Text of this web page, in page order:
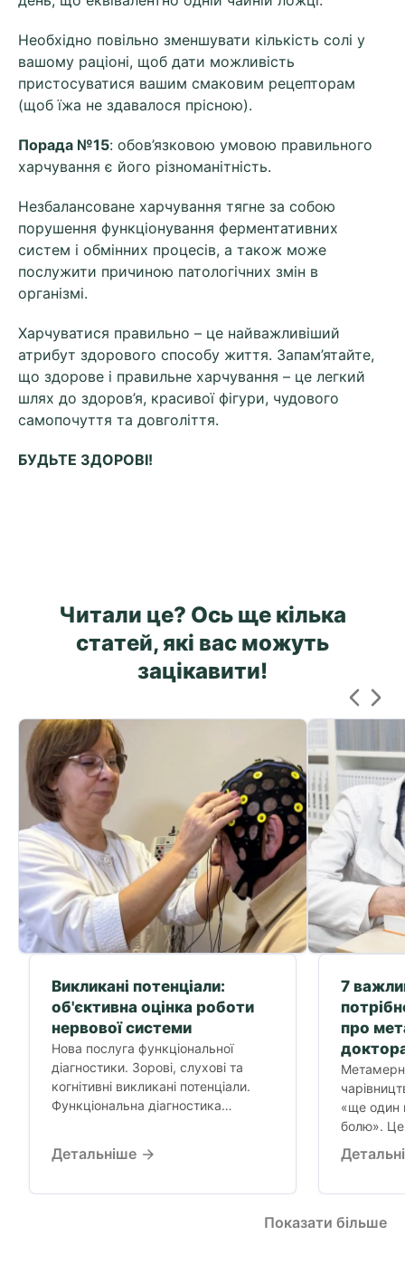
Необхідно повільно зменшувати кількість солі у
вашому раціоні, щоб дати можливість
пристосуватися вашим смаковим рецепторам
(щоб їжа не здавалося прісною).
Порада №15: обов’язковою умовою правильного
харчування є його різноманітність.
Незбалансоване харчування тягне за собою
порушення функціонування ферментативних
систем і обмінних процесів, а також може
послужити причиною патологічних змін в
організмі.
Харчуватися правильно – це найважливіший
атрибут здорового способу життя. Запам’ятайте,
що здорове і правильне харчування – це легкий
шлях до здоров’я, красивої фігури, чудового
самопочуття та довголіття.
БУДЬТЕ ЗДОРОВІ!
Читали це? Ось ще кілька
статей, які вас можуть
зацікавити!
Викликані потенціали:
об'єктивна оцінка роботи
нервової системи
Нова послуга функціональної
діагностики. Зорові, слухові та
когнітивні викликані потенціали.
Функціональна діагностика
Детальніше
7
про
«ще один
болю». Це
Показати більше